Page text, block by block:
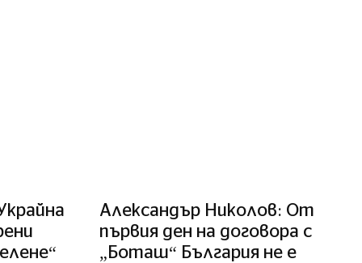
Александър Николов: От
първия ден на договора с
„Боташ“ България не е